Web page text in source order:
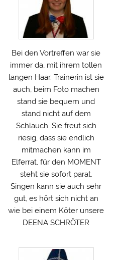
Bei den Vortreffen war sie
immer da, mit ihrem tollen
langen Haar. Trainerin ist sie
auch, beim Foto machen
stand sie bequem und
stand nicht auf dem
Schlauch. Sie freut sich
riesig, dass sie endlich
mitmachen kann im
Elferrat, für den MOMENT
steht sie sofort parat.
Singen kann sie auch sehr
gut, es hört sich nicht an
wie bei einem Köter unsere
DEENA SCHRÖTER